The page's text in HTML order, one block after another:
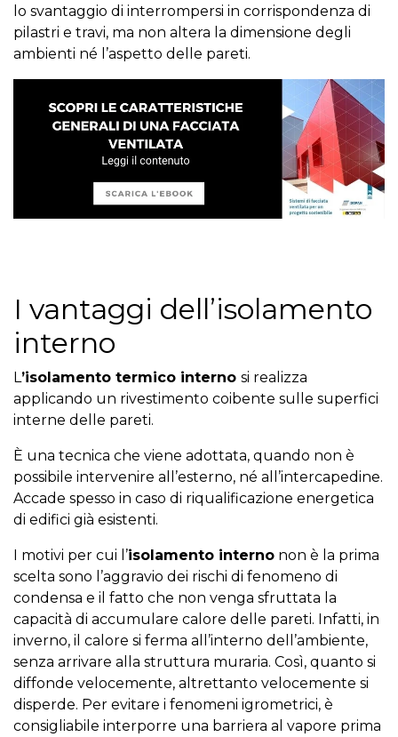
lo svantaggio di interrompersi in corrispondenza di
pilastri e travi, ma non altera la dimensione degli
ambienti né l’aspetto delle pareti.
I vantaggi dell’isolamento
interno
L’isolamento termico interno si realizza
applicando un rivestimento coibente sulle superfici
interne delle pareti.
È una tecnica che viene adottata, quando non è
possibile intervenire all’esterno, né all’intercapedine.
Accade spesso in caso di riqualificazione energetica
di edifici già esistenti.
I motivi per cui l’isolamento interno non è la prima
scelta sono l’aggravio dei rischi di fenomeno di
condensa e il fatto che non venga sfruttata la
capacità di accumulare calore delle pareti. Infatti, in
inverno, il calore si ferma all’interno dell’ambiente,
senza arrivare alla struttura muraria. Così, quanto si
diffonde velocemente, altrettanto velocemente si
disperde. Per evitare i fenomeni igrometrici, è
consigliabile interporre una barriera al vapore prima